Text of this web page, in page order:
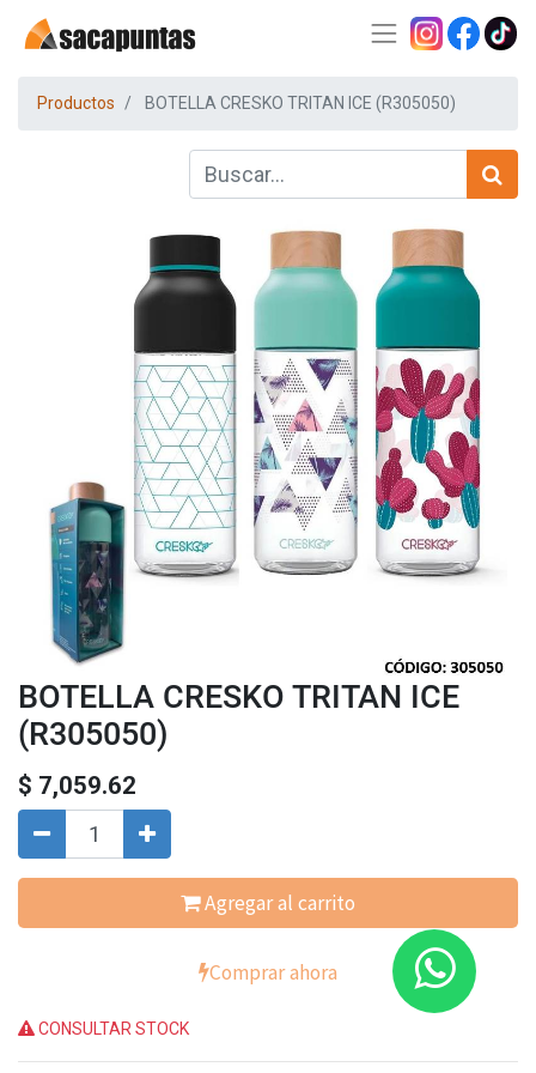
Productos BOTELLA CRESKO TRITAN ICE (R305050)
BOTELLA CRESKO TRITAN ICE
(R305050)
$ 7,059.62
Agregar al carrito
Comprar ahora
CONSULTAR STOCK